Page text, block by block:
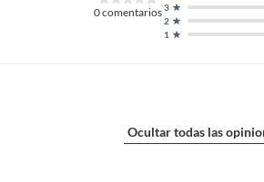
0comentarios
1
2
3
Ocultar todas las